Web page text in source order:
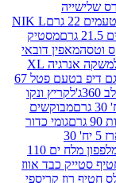
NIK L
מסטיק
דובאי
משקה אנרגיה XL
גם דיפ בטעם פטל 67
ונקו
כדור
פרינגלס סין מלפפון מלח ים 110
אווז